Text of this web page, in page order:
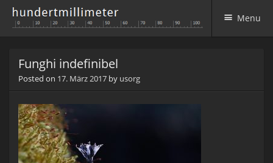
Menu
Funghi indefinibel
Posted on 17. März 2017 by usorg